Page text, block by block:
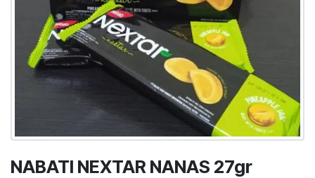
NABATI NEXTAR NANAS 27gr